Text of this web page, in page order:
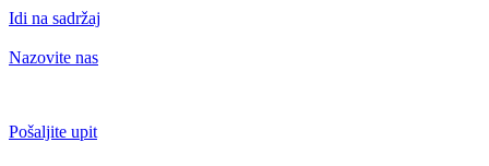
Idi na sadržaj
Nazovite nas
Pošaljite upit